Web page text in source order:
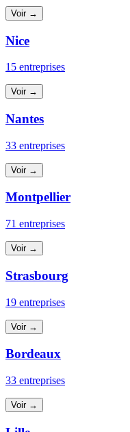
Voir →
Nice
15 entreprises
Voir →
Nantes
33 entreprises
Voir →
Montpellier
71 entreprises
Voir →
Strasbourg
19 entreprises
Voir →
Bordeaux
33 entreprises
Voir →